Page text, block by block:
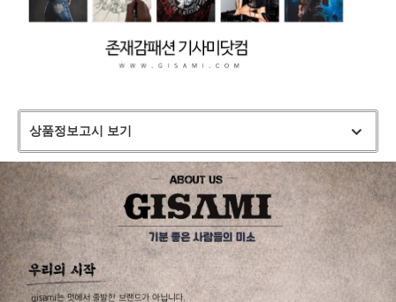
상품정보고시 보기